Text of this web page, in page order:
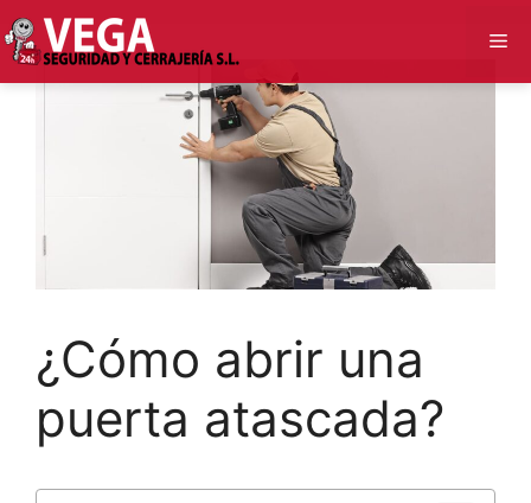
Saltar
al
contenido
¿Cómo abrir una
puerta atascada?